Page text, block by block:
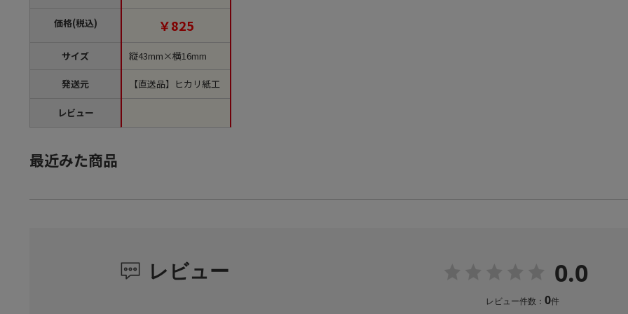
価格(税込)
サイズ
発送元
レビュー
文単位1袋）【直送
￥825
縦43mm×横16mm
【直送品】ヒカリ紙工
最近みた商品
レビュー 0.0
レビュー件数： 0件